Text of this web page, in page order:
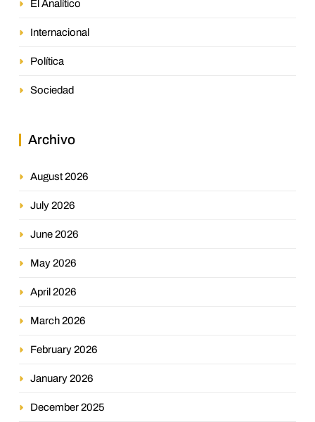
El Analítico
Internacional
Política
Sociedad
Archivo
August 2026
July 2026
June 2026
May 2026
April 2026
March 2026
February 2026
January 2026
December 2025